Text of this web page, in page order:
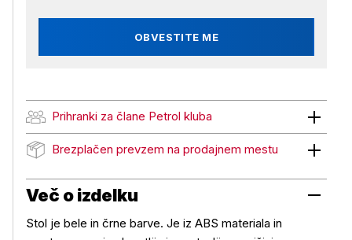
OBVESTITE ME
Prihranki za člane Petrol kluba
Prihranki za člane Petrol kluba
Brezplačen prevzem na prodajnem mestu
Brezplačen prevzem na prodajnem mestu
Več o izdelku
Stol je bele in črne barve. Je iz ABS materiala in